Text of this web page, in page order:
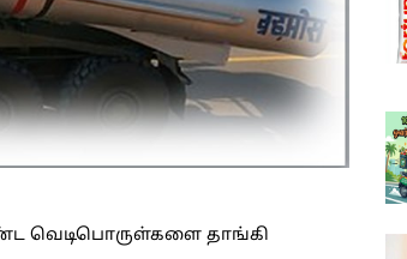
வெடிபொருள்களை தாங்கி